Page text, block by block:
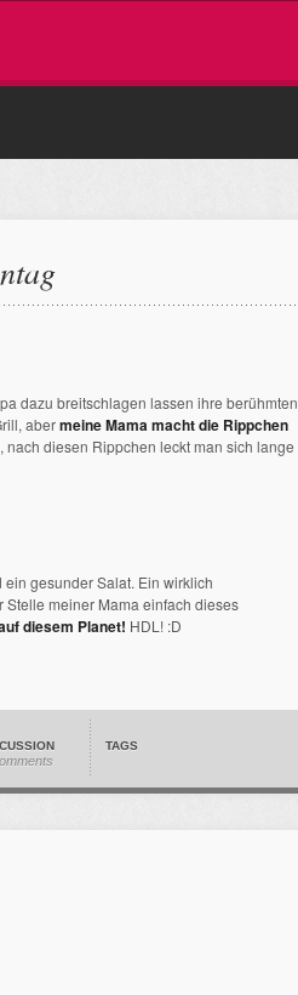
dazu breitschlagen lassen ihre berühmten
abermeine Mama macht die Rippchen
diesen Rippchen leckt man sich lange
gesunder Salat. Ein wirklich
meiner Mama einfach dieses
diesem Planet! HDL! :D
TAGS